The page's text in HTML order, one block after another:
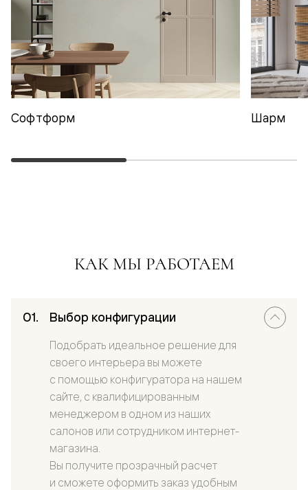
Софтформ Шарм
КАК МЫ РАБОТАЕМ
Выбор конфигурации
Подобрать идеальное решение для
своего интерьера вы можете
с помощью конфигуратора на нашем
сайте, с квалифицированным
менеджером в одном из наших
салонов или сотрудником интернет-
магазина.
Вы получите прозрачный расчет
и сможете оформить заказ удобным